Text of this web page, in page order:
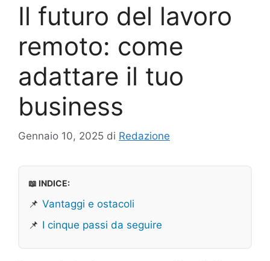
Il futuro del lavoro
remoto: come
adattare il tuo
business
Gennaio 10, 2025 di Redazione
📖 INDICE:
📌 Vantaggi e ostacoli
📌 I cinque passi da seguire